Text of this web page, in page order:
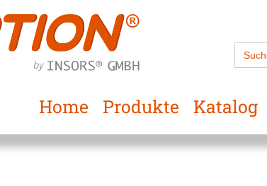
Search
for:
Home Produkte Katalog